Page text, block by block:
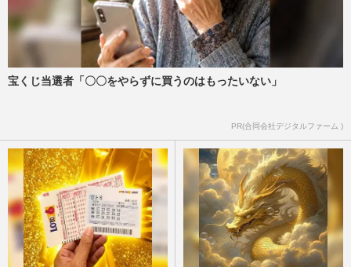
宝くじ当選者「〇〇をやらずに買うのはもったいない」
PR(合同会社デジタルファーム )